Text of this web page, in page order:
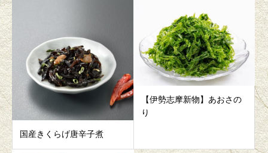
国産きくらげ唐辛子煮
【伊勢志摩新物】あおさの
り